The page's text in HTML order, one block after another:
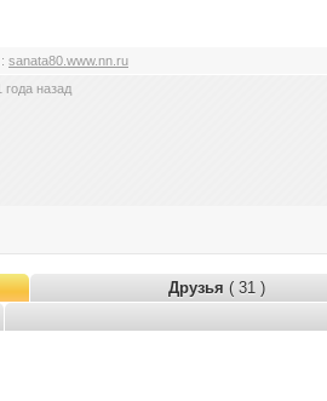
: sanata80.www.nn.ru
назад
Друзья ( 31 )